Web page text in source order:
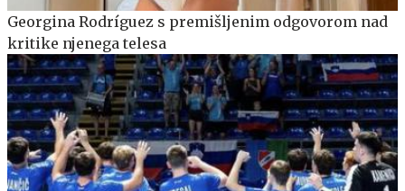
Georgina Rodríguez s premišljenim odgovorom nad
kritike njenega telesa